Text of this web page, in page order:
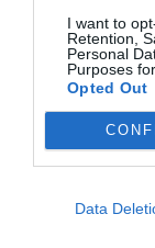
I want to
Retention,
Personal
Purposes
Opted Out
Data